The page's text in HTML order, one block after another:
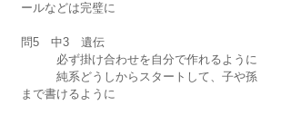
ールなどは完璧に
問5　中3　遺伝
必ず掛け合わせを自分で作れるように
純系どうしからスタートして、子や孫
まで書けるように